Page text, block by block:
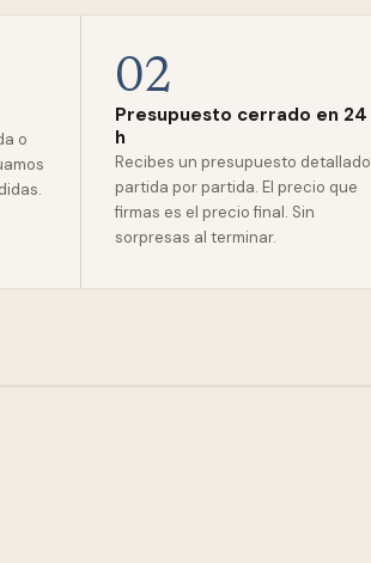
o
02
Presupuesto cerrado en 24
h
Recibes un presupuesto detallado
partida por partida. El precio que
firmas es el precio final. Sin
sorpresas al terminar.